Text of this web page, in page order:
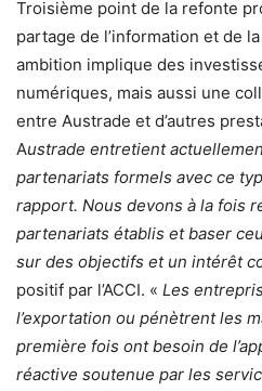
Troisième point de la refonte
partage de l’information et de
ambition implique des
numériques, mais aussi une
entre Austrade et d’autres
Austrade entretient
partenariats formels avec ce
rapport. Nous devons à la fois
partenariats établis et baser
sur des objectifs et un intérêt
positif par l’ACCI. « Les
l’exportation ou pénètrent les
première fois ont besoin de
réactive soutenue par les